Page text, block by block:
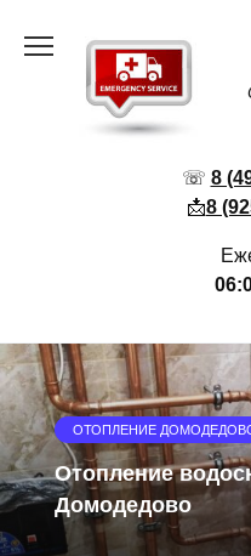
содержанию
☏ 8
📩8
ОТОПЛЕНИЕ
Отопление
Домодедово